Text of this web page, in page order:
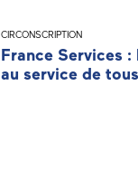
CIRCONSCRIPTION
France Services
au service de tous